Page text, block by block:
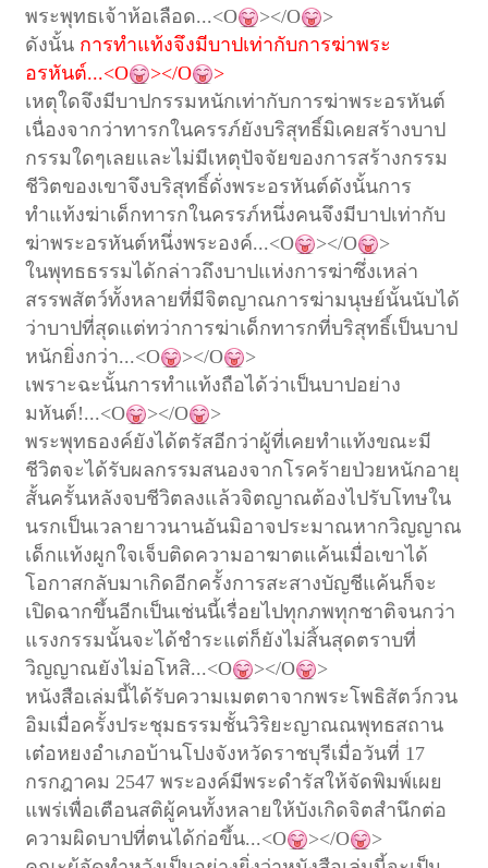
พระพุทธเจ้าห้อเลือด...<O ></O
>
ดังนั้น การทำแท้งจึงมีบาปเท่ากับการฆ่าพระ
อรหันต์...<O ></O
>
เหตุใดจึงมีบาปกรรมหนักเท่ากับการฆ่าพระอรหันต์
เนื่องจากว่าทารกในครรภ์ยังบริสุทธิ์มิเคยสร้างบาป
กรรมใดๆเลยและไม่มีเหตุปัจจัยของการสร้างกรรม
ชีวิตของเขาจึงบริสุทธิ์ดั่งพระอรหันต์ดังนั้นการ
ทำแท้งฆ่าเด็กทารกในครรภ์หนึ่งคนจึงมีบาปเท่ากับ
ฆ่าพระอรหันต์หนึ่งพระองค์...<O ></O
>
ในพุทธธรรมได้กล่าวถึงบาปแห่งการฆ่าซึ่งเหล่า
สรรพสัตว์ทั้งหลายที่มีจิตญาณการฆ่ามนุษย์นั้นนับได้
ว่าบาปที่สุดแต่ทว่าการฆ่าเด็กทารกที่บริสุทธิ์เป็นบาป
หนักยิ่งกว่า...<O ></O
>
เพราะฉะนั้นการทำแท้งถือได้ว่าเป็นบาปอย่าง
มหันต์!...<O ></O
>
พระพุทธองค์ยังได้ตรัสอีกว่าผู้ที่เคยทำแท้งขณะมี
ชีวิตจะได้รับผลกรรมสนองจากโรคร้ายป่วยหนักอายุ
สั้นครั้นหลังจบชีวิตลงแล้วจิตญาณต้องไปรับโทษใน
นรกเป็นเวลายาวนานอันมิอาจประมาณหากวิญญาณ
เด็กแท้งผูกใจเจ็บติดความอาฆาตแค้นเมื่อเขาได้
โอกาสกลับมาเกิดอีกครั้งการสะสางบัญชีแค้นก็จะ
เปิดฉากขึ้นอีกเป็นเช่นนี้เรื่อยไปทุกภพทุกชาติจนกว่า
แรงกรรมนั้นจะได้ชำระแต่ก็ยังไม่สิ้นสุดตราบที่
วิญญาณยังไม่อโหสิ...<O ></O
>
หนังสือเล่มนี้ได้รับความเมตตาจากพระโพธิสัตว์กวน
อิมเมื่อครั้งประชุมธรรมชั้นวิริยะญาณณพุทธสถาน
เต๋อหยงอำเภอบ้านโปงจังหวัดราชบุรีเมื่อวันที่ 17
กรกฎาคม 2547พระองค์มีพระดำรัสให้จัดพิมพ์เผย
แพร่เพื่อเตือนสติผู้คนทั้งหลายให้บังเกิดจิตสำนึกต่อ
ความผิดบาปที่ตนได้ก่อขึ้น...<O ></O
>